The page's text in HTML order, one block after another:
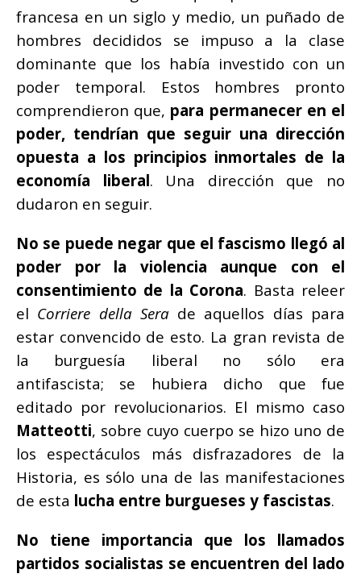
francesa en un siglo y medio, un puñado de
hombres decididos se impuso a la clase
dominante que los había investido con un
poder temporal. Estos hombres pronto
comprendieron que, para permanecer en el
poder, tendrían que seguir una dirección
opuesta a los principios inmortales de la
economía liberal. Una dirección que no
dudaron en seguir.
No se puede negar que el fascismo llegó al
poder por la violencia aunque con el
consentimiento de la Corona. Basta releer
el Corriere della Sera de aquellos días para
estar convencido de esto. La gran revista de
la burguesía liberal no sólo era
antifascista; se hubiera dicho que fue
editado por revolucionarios. El mismo caso
Matteotti, sobre cuyo cuerpo se hizo uno de
los espectáculos más disfrazadores de la
Historia, es sólo una de las manifestaciones
de esta lucha entre burgueses y fascistas.
No tiene importancia que los llamados
partidos socialistas se encuentren del lado